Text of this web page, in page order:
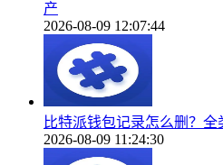
产
2026-08-09 12:07:44
比特派钱包记录怎么删？
2026-08-09 11:24:30